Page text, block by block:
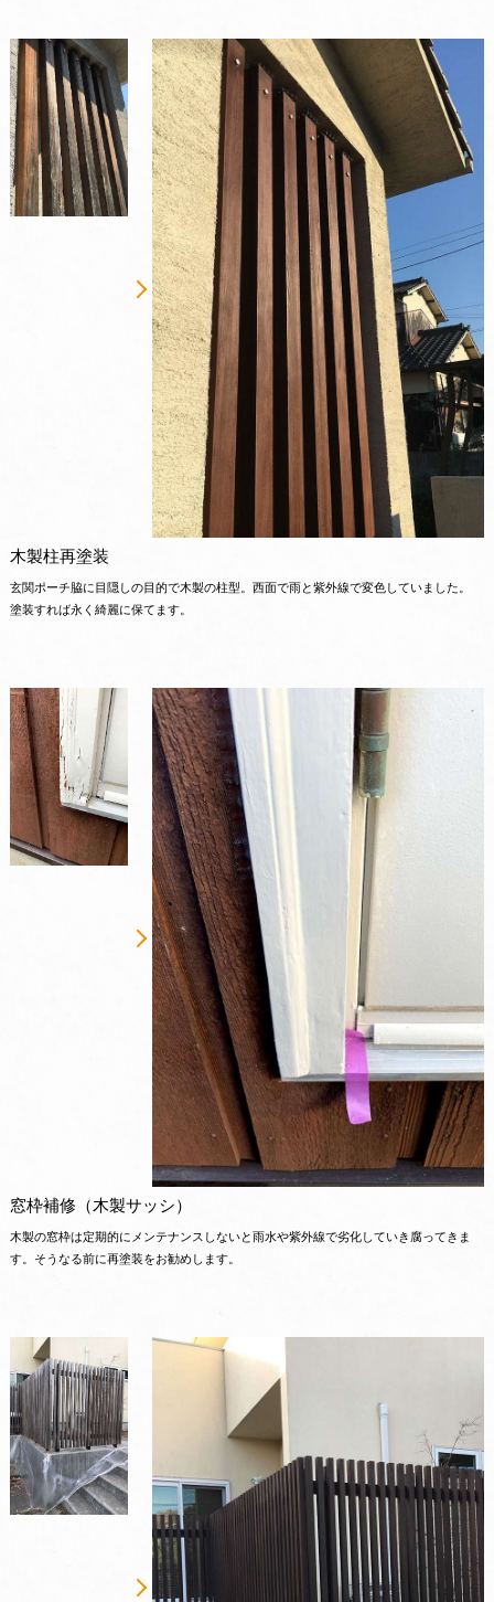
木製柱再塗装
玄関ポーチ脇に目隠しの目的で木製の柱型。西面で雨と紫外線で変色していました。
塗装すれば永く綺麗に保てます。
窓枠補修（木製サッシ）
木製の窓枠は定期的にメンテナンスしないと雨水や紫外線で劣化していき腐ってきま
す。そうなる前に再塗装をお勧めします。